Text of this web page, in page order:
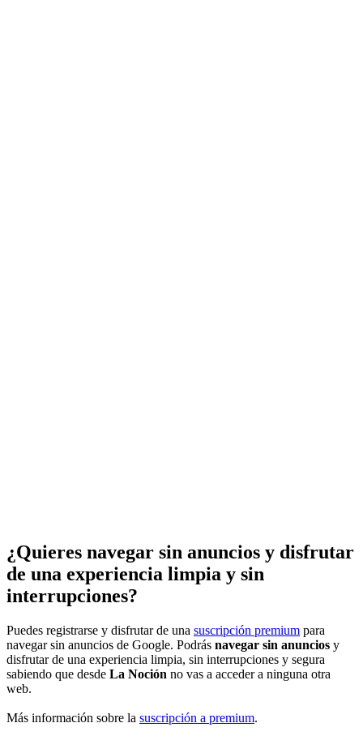
¿Quieres navegar sin anuncios y disfrutar
de una experiencia limpia y sin
interrupciones?
Puedes registrarse y disfrutar de una suscripción premium para
navegar sin anuncios de Google. Podrás navegar sin anuncios y
disfrutar de una experiencia limpia, sin interrupciones y segura
sabiendo que desde La Noción no vas a acceder a ninguna otra
web.
Más información sobre la suscripción a premium.